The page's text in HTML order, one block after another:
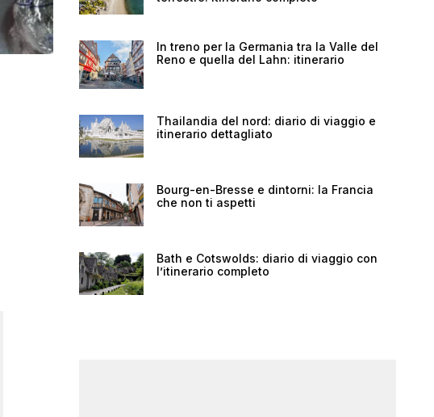
In treno per la Germania tra la Valle del
Reno e quella del Lahn: itinerario
Thailandia del nord: diario di viaggio e
itinerario dettagliato
Bourg-en-Bresse e dintorni: la Francia
che non ti aspetti
Bath e Cotswolds: diario di viaggio con
l’itinerario completo